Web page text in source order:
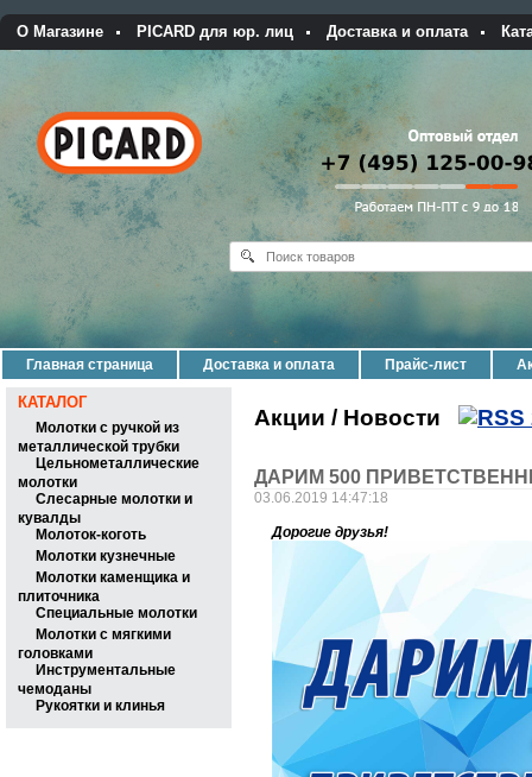
О Магазине PICARD для юр. лиц Доставка и оплата
Главная страница Доставка и оплата Прайс-лист
КАТАЛОГ
Молотки с ручкой из
металлической трубки
Цельнометаллические
молотки
Слесарные молотки и
кувалды
Молоток-коготь
Молотки кузнечные
Молотки каменщика и
плиточника
Специальные молотки
Молотки с мягкими
головками
Инструментальные
чемоданы
Рукоятки и клинья
Акции / Новости
ДАРИМ 500
03.06.2019 14:47:18
Дорогие друзья!